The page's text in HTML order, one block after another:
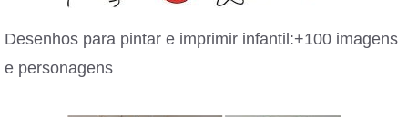
Desenhos para pintar e imprimir infantil:+100 imagens
e personagens